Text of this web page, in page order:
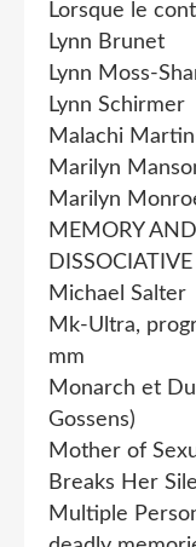
Lorsque le
Lynn Brunet
Lynn Moss-
Lynn Schirmer
Malachi
Marilyn
Marilyn
MEMORY
Michael Salter
Mk-Ultra,
mm
Monarch et
Gossens)
Mother of
Breaks Her
Multiple